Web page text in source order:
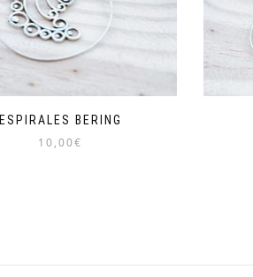
ESPIRALES BERING
10,00€